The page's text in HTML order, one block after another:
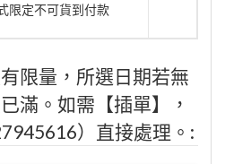
限定不可貨到付款
限量，所選日期若無
滿。如需【插單】，
）直接處理。: